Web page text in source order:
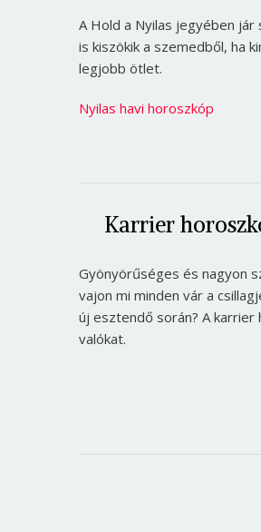
A Hold a Nyilas jegyében jár
is kiszökik a szemedből, ha
legjobb ötlet.
Nyilas havi horoszkóp
Karrier
Gyönyörűséges és nagyon
vajon mi minden vár a
új esztendő során? A
valókat.